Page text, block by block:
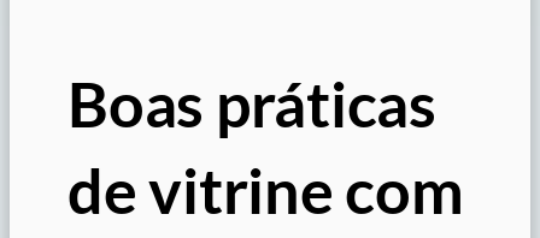
Boas práticas
de vitrine com